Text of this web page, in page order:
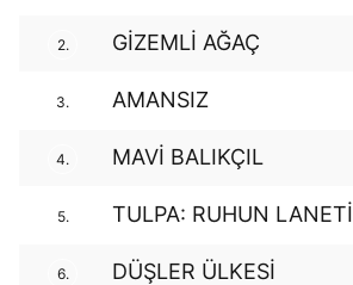
2. GİZEMLİ AĞAÇ
3. AMANSIZ
4. MAVİ BALIKÇIL
5. TULPA: RUHUN LANETİ
6. DÜŞLER ÜLKESİ